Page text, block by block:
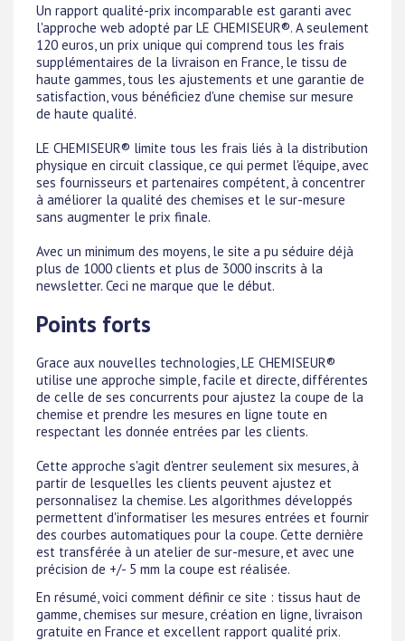
Un rapport qualité-prix incomparable est garanti avec
l'approche web adopté par LE CHEMISEUR®. A seulement
120 euros, un prix unique qui comprend tous les frais
supplémentaires de la livraison en France, le tissu de
haute gammes, tous les ajustements et une garantie de
satisfaction, vous bénéficiez d'une chemise sur mesure
de haute qualité.
LE CHEMISEUR® limite tous les frais liés à la distribution
physique en circuit classique, ce qui permet l'équipe, avec
ses fournisseurs et partenaires compétent, à concentrer
à améliorer la qualité des chemises et le sur-mesure
sans augmenter le prix finale.
Avec un minimum des moyens, le site a pu séduire déjà
plus de 1000 clients et plus de 3000 inscrits à la
newsletter. Ceci ne marque que le début.
Points forts
Grace aux nouvelles technologies, LE CHEMISEUR®
utilise une approche simple, facile et directe, différentes
de celle de ses concurrents pour ajustez la coupe de la
chemise et prendre les mesures en ligne toute en
respectant les donnée entrées par les clients.
Cette approche s'agit d'entrer seulement six mesures, à
partir de lesquelles les clients peuvent ajustez et
personnalisez la chemise. Les algorithmes développés
permettent d'informatiser les mesures entrées et fournir
des courbes automatiques pour la coupe. Cette dernière
est transférée à un atelier de sur-mesure, et avec une
précision de +/- 5 mm la coupe est réalisée.
En résumé, voici comment définir ce site : tissus haut de
gamme, chemises sur mesure, création en ligne, livraison
gratuite en France et excellent rapport qualité prix.